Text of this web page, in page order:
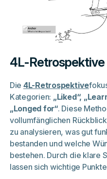
4L-Retrospektive
Die 4L-Retrospektive
Kategorien: „Liked“,
„Longed for“. Diese
vollumfänglichen
zu analysieren, was gut
bestanden und welche
bestehen. Durch die klare
lassen sich wichtige